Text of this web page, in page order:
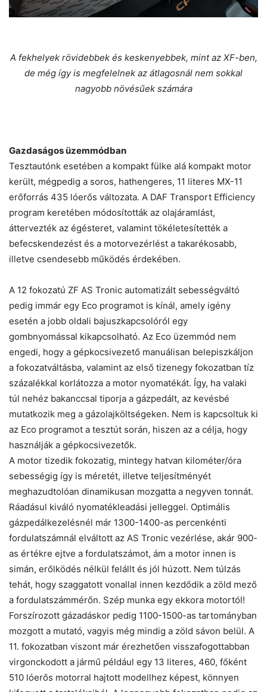
A fekhelyek rövidebbek és keskenyebbek, mint az XF-ben,
de még így is megfelelnek az átlagosnál nem sokkal
nagyobb növésűek számára
Gazdaságos üzemmódban
Tesztautónk esetében a kompakt fülke alá kompakt motor
került, mégpedig a soros, hathengeres, 11 literes MX-11
erőforrás 435 lóerős változata. A DAF Transport Efficiency
program keretében módosították az olajáramlást,
áttervezték az égésteret, valamint tökéletesítették a
befecskendezést és a motorvezérlést a takarékosabb,
illetve csendesebb működés érdekében.
A 12 fokozatú ZF AS Tronic automatizált sebességváltó
pedig immár egy Eco programot is kínál, amely igény
esetén a jobb oldali bajuszkapcsolóról egy
gombnyomással kikapcsolható. Az Eco üzemmód nem
engedi, hogy a gépkocsivezető manuálisan belepiszkáljon
a fokozatváltásba, valamint az első tizenegy fokozatban tíz
százalékkal korlátozza a motor nyomatékát. Így, ha valaki
túl nehéz bakanccsal tiporja a gázpedált, az kevésbé
mutatkozik meg a gázolajköltségeken. Nem is kapcsoltuk ki
az Eco programot a tesztút során, hiszen az a célja, hogy
használják a gépkocsivezetők.
A motor tizedik fokozatig, mintegy hatvan kilométer/óra
sebességig így is méretét, illetve teljesítményét
meghazudtolóan dinamikusan mozgatta a negyven tonnát.
Ráadásul kiváló nyomatékleadási jelleggel. Optimális
gázpedálkezelésnél már 1300-1400-as percenkénti
fordulatszámnál elváltott az AS Tronic vezérlése, akár 900-
as értékre ejtve a fordulatszámot, ám a motor innen is
simán, erőlködés nélkül felállt és jól húzott. Nem túlzás
tehát, hogy szaggatott vonallal innen kezdődik a zöld mező
a fordulatszámmérőn. Szép munka egy ekkora motortól!
Forszírozott gázadáskor pedig 1100-1500-as tartományban
mozgott a mutató, vagyis még mindig a zöld sávon belül. A
11. fokozatban viszont már érezhetően visszafogottabban
virgonckodott a jármű például egy 13 literes, 460, főként
510 lóerős motorral hajtott modellhez képest, könnyen